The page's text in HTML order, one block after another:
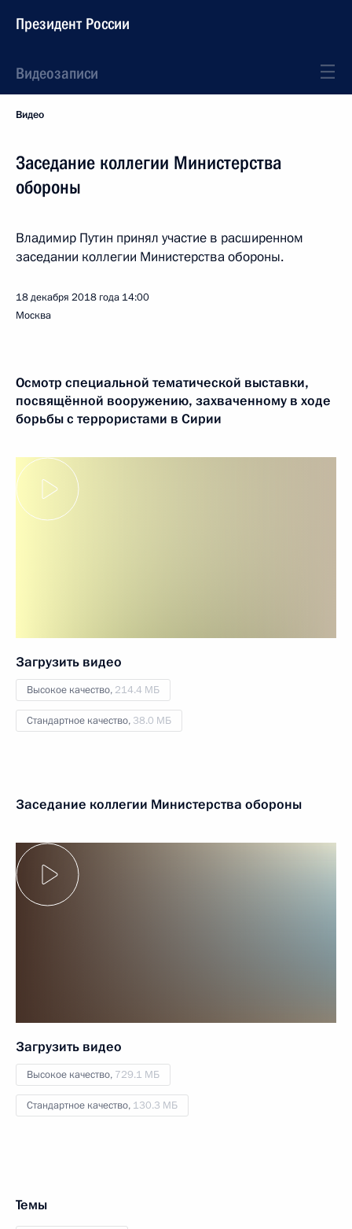
Президент России
Видеозаписи
Видео
Заседание коллегии Министерства
обороны
Владимир Путин принял участие в расширенном
заседании коллегии Министерства обороны.
18 декабря 2018 года 14:00
Москва
Осмотр специальной тематической выставки,
посвящён­ной вооружению, захваченному в ходе
борьбы с террористами в Сирии
Загрузить видео
Высокое качество, 214.4 МБ
Стандартное качество, 38.0 МБ
Заседание коллегии Министерства обороны
Загрузить видео
Высокое качество, 729.1 МБ
Стандартное качество, 130.3 МБ
Темы